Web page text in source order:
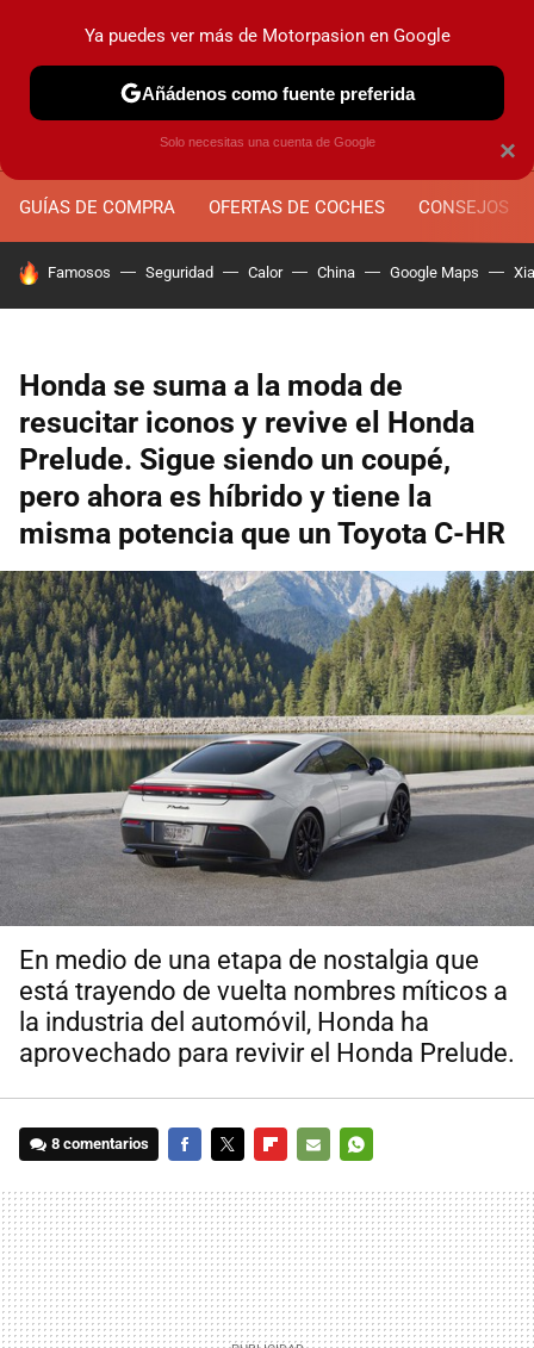
GUÍAS DE COMPRA OFERTAS DE COCHES CONSEJOS
HOY SE HABLA DE
Famosos Seguridad Calor China Google Maps
Honda se suma a la moda de
resucitar iconos y revive el Honda
Prelude. Sigue siendo un coupé,
pero ahora es híbrido y tiene la
misma potencia que un Toyota C-HR
En medio de una etapa de nostalgia que
está trayendo de vuelta nombres míticos a
la industria del automóvil, Honda ha
aprovechado para revivir el Honda Prelude.
8 comentarios
MAIL
×
Ya puedes ver más de Motorpasion en Google
Añádenos como fuente preferida
Solo necesitas una cuenta de Google